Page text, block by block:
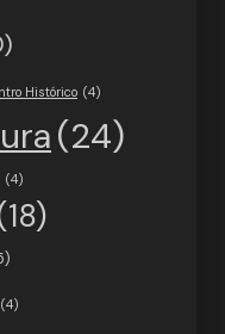
Histórico (4)
(24)
(4)
(4)